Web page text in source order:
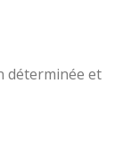
déterminée et